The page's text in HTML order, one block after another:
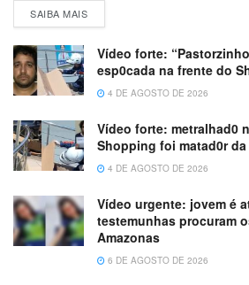
SAIBA MAIS
Vídeo forte:
esp0cada na frente do
4 DE AGOSTO DE 2026
Vídeo forte: metralhad0
Shopping foi matad0r da
4 DE AGOSTO DE 2026
Vídeo urgente: jovem é
testemunhas procuram
Amazonas
6 DE AGOSTO DE 2026